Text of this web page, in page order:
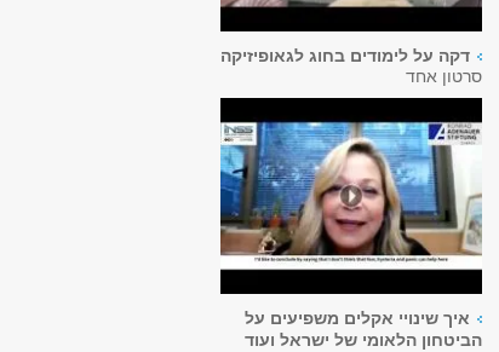
דקה על לימודים בחוג לגאופיזיקה
סרטון אחד
איך שינויי אקלים משפיעים על
הביטחון הלאומי של ישראל ועוד